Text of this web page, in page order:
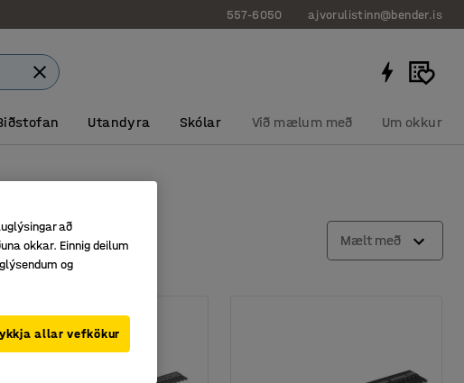
557-6050 ajvorulistinn@bender.is
Utandyra Skólar Við mælum með Um okkur
Mælt með
að
okkar. Einnig deilum
og
allar vefkökur